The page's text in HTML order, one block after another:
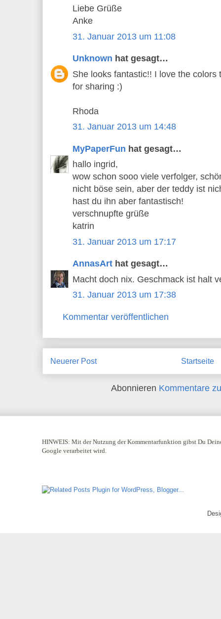
Liebe Grüße
Anke
31. Januar 2013 um 11:08
Unknown hat gesagt…
She looks fantastic!! I love the colors
for sharing :)
Rhoda
31. Januar 2013 um 14:48
MyPaperFun hat gesagt…
hallo ingrid,
wow schon sooo viele verfolger,
nicht böse sein, aber der teddy ist
hast du ihn aber fantastisch!
verschnupfte grüße
katrin
31. Januar 2013 um 17:17
AnnasArt hat gesagt…
Macht doch nix. Geschmack ist halt
31. Januar 2013 um 17:38
Kommentar veröffentlichen
Neuerer Post Startseite
Abonnieren Kommentare
HINWEIS: Mit der Nutzung der Kommentarfunktion gibst Du
Google verarbeitet wird.